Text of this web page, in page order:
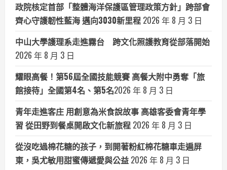
政院核定首部「整體海洋保護區管理政策方針」跨部會
齊心守護韌性藍海 邁向3030新里程 2026 年 8 月 3 日
中山大學護理系走進霧台 跨文化照護教育從部落開始
2026 年 8 月 3 日
耀眼高餐！第56屆全國技能競賽 高餐大附中勇奪「旅
館接待」全國第4名、第5名​2026 年 8 月 3 日
青年走進客庄 用創意為米食說故事 高雄客委會青年學
習 從田野到餐桌開啟文化新旅程 2026 年 8 月 3 日
從沒吃過棉花糖的孩子，到開著粉紅棉花糖車走遍屏
東，吳尤敏用甜蜜傳遞愛與公益 2026 年 8 月 3 日